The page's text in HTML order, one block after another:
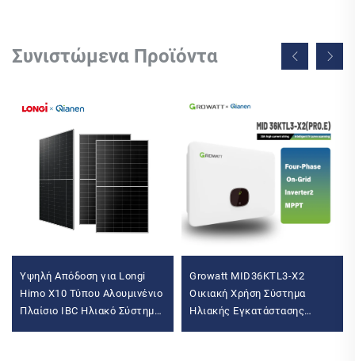
Συνιστώμενα Προϊόντα
Υψηλή Απόδοση για Longi
Himo X10 Τύπου Αλουμινένιο
Πλαίσιο IBC Ηλιακό Σύστημα
Growatt MID36KTL3-X2
Οικιακή Χρήση Σύστημα
Ηλιακής Εγκατάστασης